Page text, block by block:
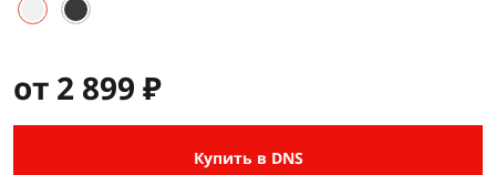
от 2 899 ₽
Купить в DNS